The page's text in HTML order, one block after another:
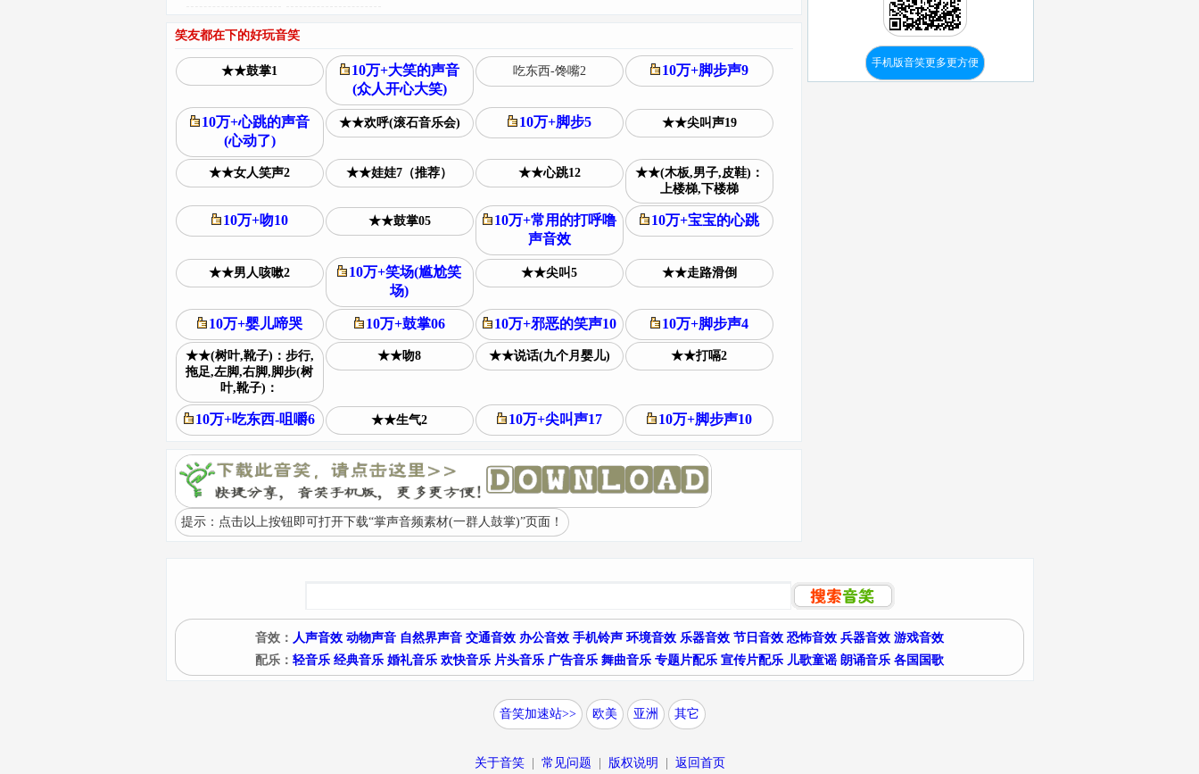
笑友都在下的好玩音笑
★★鼓掌1
10万+大笑的声音
(众人开心大笑)
吃东西-馋嘴2 10万+脚步声9
10万+心跳的声音
(心动了)
★★欢呼(滚石音乐会) 10万+脚步5 ★★尖叫声19
★★女人笑声2 ★★娃娃7（推荐） ★★心跳12
★★(木板,男子,皮鞋)：
上楼梯,下楼梯
10万+吻10 ★★鼓掌05
10万+常用的打呼噜
声音效
10万+宝宝的心跳
★★男人咳嗽2
10万+笑场(尴尬笑
场)
★★尖叫5 ★★走路滑倒
10万+婴儿啼哭 10万+鼓掌06 10万+邪恶的笑声10 10万+脚步声4
★★(树叶,靴子)：步行,
拖足,左脚,右脚,脚步(树
叶,靴子)：
★★吻8 ★★说话(九个月婴儿) ★★打嗝2
10万+吃东西-咀嚼6 ★★生气2 10万+尖叫声17 10万+脚步声10
提示：点击以上按钮即可打开下载“掌声音频素材(一群人鼓掌)”页面！
手机版音笑更多更方便
音效： 人声音效 动物声音 自然界声音 交通音效 办公音效 手机铃声 环境音效 乐器音效 节日音效 恐怖音效 兵器音效 游戏音效
配乐： 轻音乐 经典音乐 婚礼音乐 欢快音乐 片头音乐 广告音乐 舞曲音乐 专题片配乐 宣传片配乐 儿歌童谣 朗诵音乐 各国国歌
音笑加速站>> 欧美 亚洲 其它
关于音笑| 常见问题 版权说明 返回首页